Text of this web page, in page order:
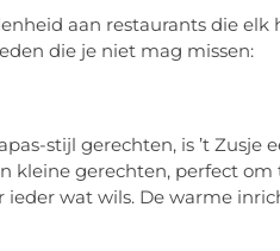
aan restaurants die
die je niet mag missen:
stijl gerechten, is ’t Zusje
kleine gerechten, perfect
ieder wat wils. De warme